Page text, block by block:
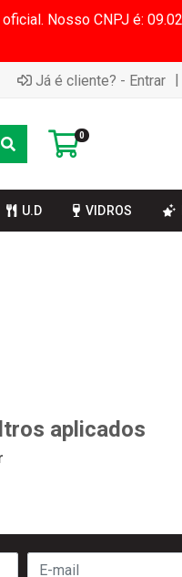
Nosso CNPJ é:
Já é cliente? - Entrar |
0
U.D VIDROS
aplicados